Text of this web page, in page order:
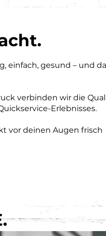
einfach, gesund – und
verbinden wir die
Erlebnisses.
vor deinen Augen frisch